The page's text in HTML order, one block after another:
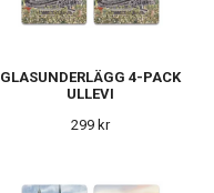
GLASUNDERLÄGG 4-PACK
ULLEVI
299 kr